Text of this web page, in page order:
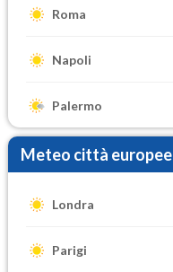
Roma
Napoli
Palermo
Meteo città europee
Londra
Parigi